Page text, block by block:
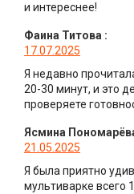
и интереснее!
Фаина Титова :
17.07.2025
Я недавно
20-30 минут, и это
проверяете
Ясмина
21.05.2025
Я была приятно
мультиварке всего